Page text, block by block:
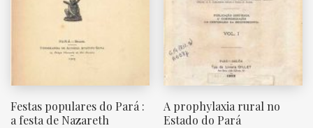
Festas populares do Pará :
a festa de Nazareth
A prophylaxia rural no
Estado do Pará